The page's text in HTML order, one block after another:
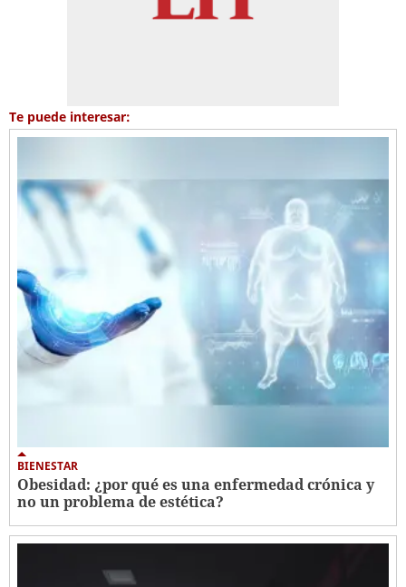
Te puede interesar:
BIENESTAR
Obesidad: ¿por qué es una enfermedad crónica y
no un problema de estética?